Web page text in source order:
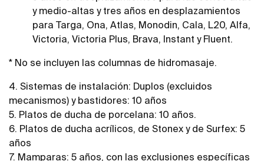
y medio-altas y tres años en desplazamientos
para Targa, Ona, Atlas, Monodin, Cala, L20, Alfa,
Victoria, Victoria Plus, Brava, Instant y Fluent.
* No se incluyen las columnas de hidromasaje.
4. Sistemas de instalación: Duplos (excluidos
mecanismos) y bastidores: 10 años
5. Platos de ducha de porcelana: 10 años.
6. Platos de ducha acrílicos, de Stonex y de Surfex: 5
años
7. Mamparas: 5 años, con las exclusiones específicas